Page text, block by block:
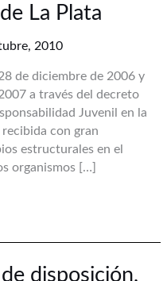
La Plata
2010
de diciembre de 2006 y
a través del decreto
Juvenil en la
con gran
estructurales en el
organismos […]
disposición,